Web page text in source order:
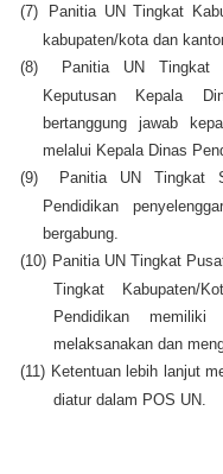
(7)
Panitia UN Tingkat
kabupaten/kota dan
(8)
Panitia UN Tingkat
Keputusan Kepala
bertanggung jawab
melalui Kepala Dinas
(9)
Panitia UN Tingkat
Pendidikan
bergabung.
(10) Panitia UN Tingkat
Tingkat Kabupaten/
Pendidikan
melaksanakan dan
(11) Ketentuan lebih lanjut
diatur dalam POS UN.